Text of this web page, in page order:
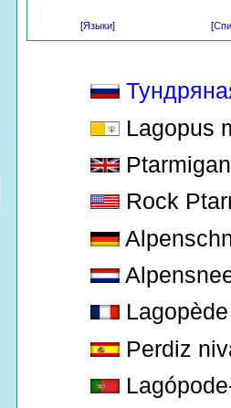
[Языки] [
Lagopus
Ptarmigan
Rock
Perdiz